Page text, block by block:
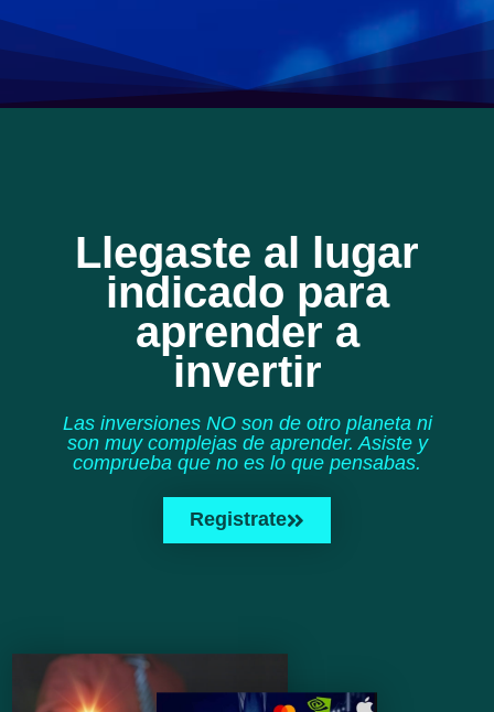
Llegaste al lugar
indicado para
aprender a
invertir
Las inversiones NO son de otro planeta ni
son muy complejas de aprender. Asiste y
comprueba que no es lo que pensabas.
Registrate